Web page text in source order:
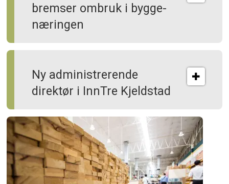
bremser ombruk i bygge­
næringen
Ny administrerende
direktør i InnTre Kjeldstad